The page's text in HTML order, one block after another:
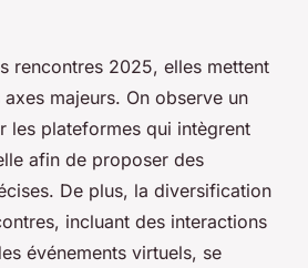
rencontres 2025, elles mettent
majeurs. On observe un
les plateformes qui intègrent
afin de proposer des
De plus, la diversification
incluant des interactions
événements virtuels, se